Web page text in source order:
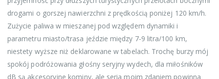
drogami o gorszej nawierzchni z prędkością poniżej 120 km/h.
Zużycie paliwa w mieszanej pod względem dynamiki i
parametru miasto/trasa jeździe między 7-9 litra/100 km,
niestety wyższe niż deklarowane w tabelach. Trochę burzy mój
spokój podróżowania głośny seryjny wydech, dla miłośników
dB są akcesoryjne kominy, ale seria moim zdaniem powinna